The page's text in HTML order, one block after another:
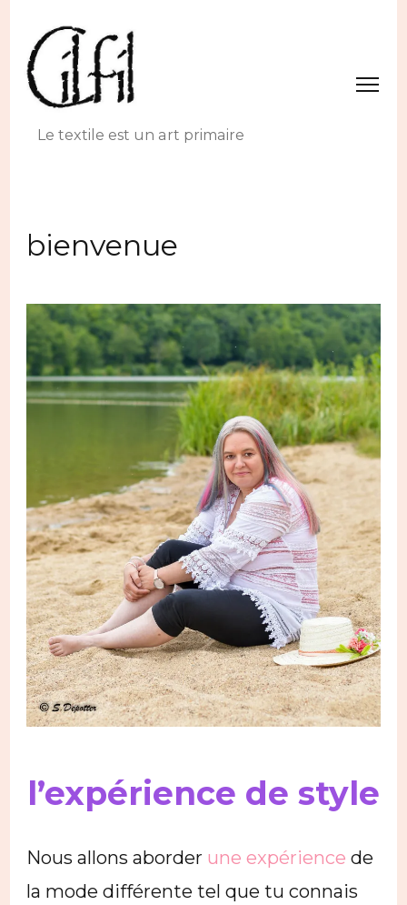
Le textile est un art primaire
bienvenue
l’expérience de style
Nous allons aborder une expérience de
la mode différente tel que tu connais